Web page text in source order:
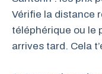
Vérifie la distance
téléphérique ou le
arrives tard. Cela